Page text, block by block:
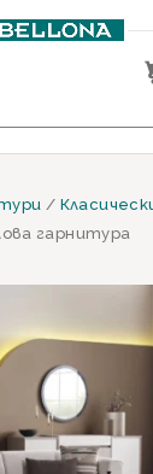
/
гарнитура